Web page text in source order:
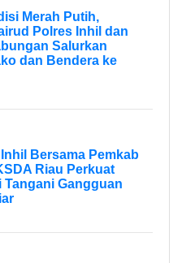
Merah Putih,
Polres Inhil dan
Salurkan
dan Bendera ke
Bersama Pemkab
Riau Perkuat
Tangani Gangguan